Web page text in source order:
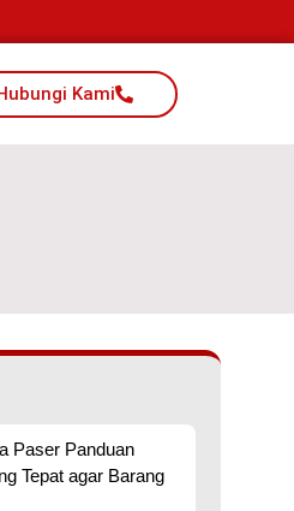
Kami
Paser Panduan
Tepat agar Barang